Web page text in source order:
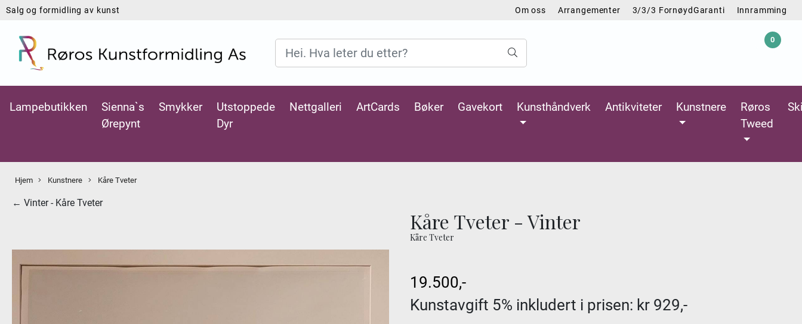
Salg og formidling av kunst Om oss Arrangementer 3/3/3 FornøydGaranti Innramming
0
Lampebutikken
Sienna`s
Ørepynt
Smykker
Utstoppede
Dyr
Nettgalleri ArtCards Bøker Gavekort Kunsthåndverk Antikviteter Kunstnere
Røros
Tweed
Hjem Kunstnere Kåre Tveter
← Vinter - Kåre Tveter
Kåre Tveter - Vinter
Kåre Tveter
19.500,-
Kunstavgift 5% inkludert i prisen: kr 929,-